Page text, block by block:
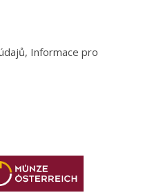
Informace pro